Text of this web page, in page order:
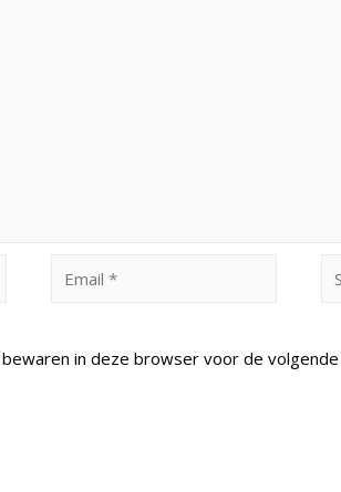
in deze browser voor de